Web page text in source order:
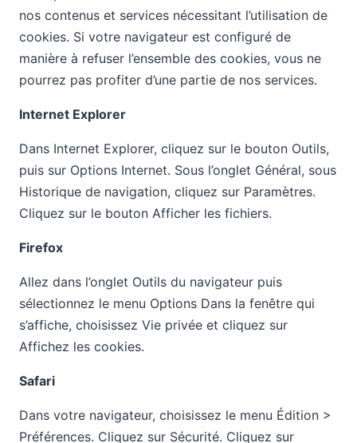
nos contenus et services nécessitant l’utilisation de
cookies. Si votre navigateur est configuré de
manière à refuser l’ensemble des cookies, vous ne
pourrez pas profiter d’une partie de nos services.
Internet Explorer
Dans Internet Explorer, cliquez sur le bouton Outils,
puis sur Options Internet. Sous l’onglet Général, sous
Historique de navigation, cliquez sur Paramètres.
Cliquez sur le bouton Afficher les fichiers.
Firefox
Allez dans l’onglet Outils du navigateur puis
sélectionnez le menu Options Dans la fenêtre qui
s’affiche, choisissez Vie privée et cliquez sur
Affichez les cookies.
Safari
Dans votre navigateur, choisissez le menu Édition >
Préférences. Cliquez sur Sécurité. Cliquez sur